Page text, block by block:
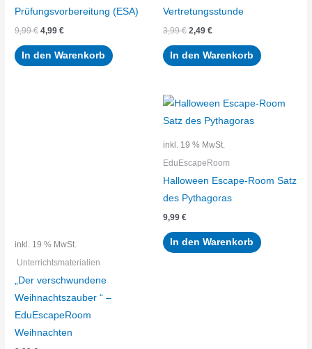
Prüfungsvorbereitung (ESA)
9,99€ Ursprünglicher
war:
4,99€Aktueller
ist:
In den Warenkorb
Vertretungsstunde
3,99€ Ursprünglicher
war:
2,49 €Aktueller
ist:
In den Warenkorb
inkl. 19 % MwSt.
Unterrichtsmaterialien
„Der verschwundene
Weihnachtszauber “ –
EduEscapeRoom
Weihnachten
inkl. 19 % MwSt.
EduEscapeRoom
Halloween Escape-Room Satz
des Pythagoras
9,99 €
In den Warenkorb